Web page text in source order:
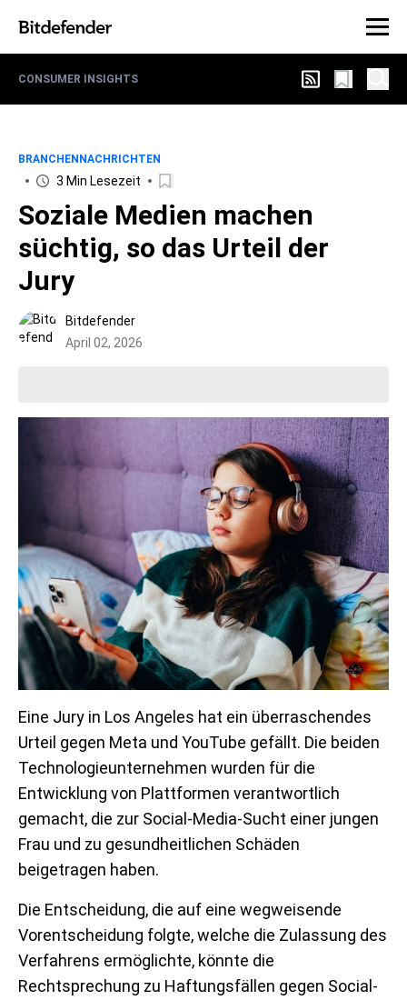
CONSUMER INSIGHTS
BRANCHENNACHRICHTEN
3 Min Lesezeit
Soziale Medien machen
süchtig, so das Urteil der
Jury
Bitdefender
April 02, 2026
Eine Jury in Los Angeles hat ein überraschendes
Urteil gegen Meta und YouTube gefällt. Die beiden
Technologieunternehmen wurden für die
Entwicklung von Plattformen verantwortlich
gemacht, die zur Social-Media-Sucht einer jungen
Frau und zu gesundheitlichen Schäden
beigetragen haben.
Die Entscheidung, die auf eine wegweisende
Vorentscheidung folgte, welche die Zulassung des
Verfahrens ermöglichte, könnte die
Rechtsprechung zu Haftungsfällen gegen Social-